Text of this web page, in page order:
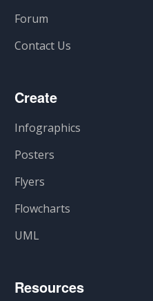
Forum
Contact Us
Create
Infographics
Posters
Flyers
Flowcharts
UML
Resources